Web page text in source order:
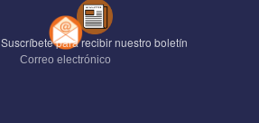
Correo electrónico
Suscríbete para recibir nuestro boletín